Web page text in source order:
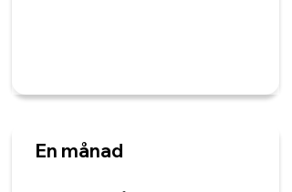
En månad